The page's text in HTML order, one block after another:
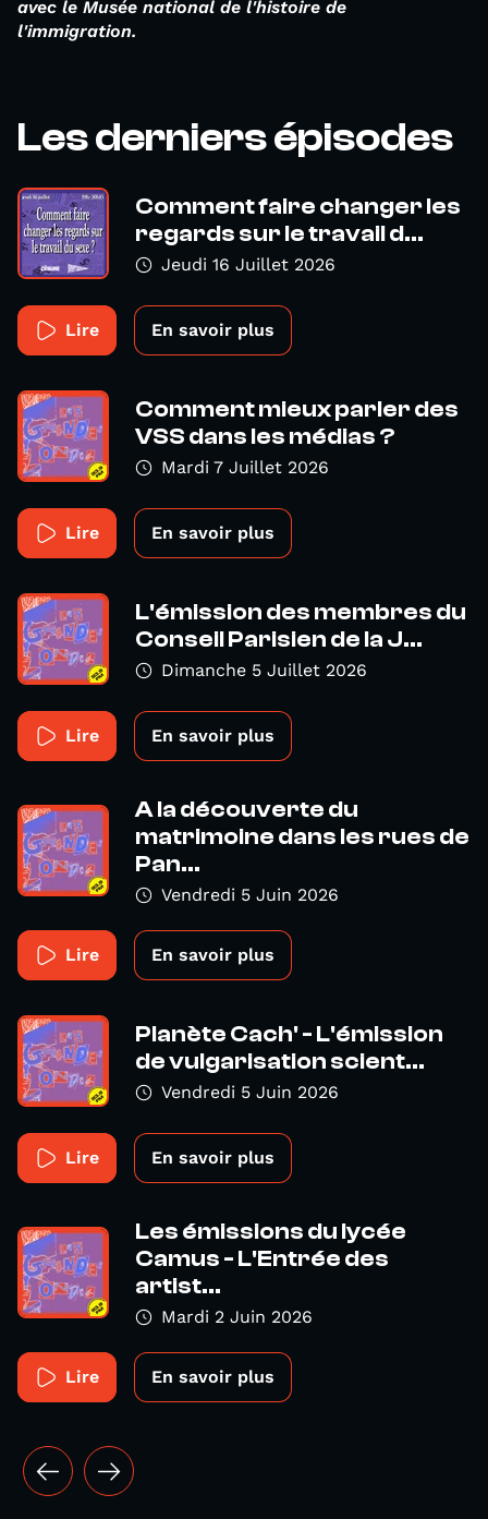
avec le Musée national de l'histoire de
l'immigration.
Les derniers épisodes
Comment faire changer les
regards sur le travail d...
Jeudi 16 Juillet 2026
Lire En savoir plus
Comment mieux parler des
VSS dans les médias ?
Mardi 7 Juillet 2026
Lire En savoir plus
L'émission des membres du
Conseil Parisien de la J...
Dimanche 5 Juillet 2026
Lire En savoir plus
A la découverte du
matrimoine dans les rues de
Pan...
Vendredi 5 Juin 2026
Lire En savoir plus
Planète Cach' - L'émission
de vulgarisation scient...
Vendredi 5 Juin 2026
Lire En savoir plus
Les émissions du lycée
Camus - L'Entrée des
artist...
Mardi 2 Juin 2026
Lire En savoir plus